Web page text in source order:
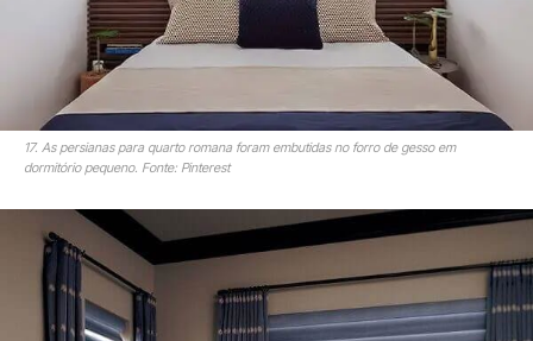
17. As persianas para quarto romana foram embutidas no forro de gesso em
dormitório pequeno. Fonte: Pinterest